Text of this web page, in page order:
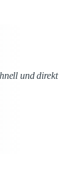
und direkt